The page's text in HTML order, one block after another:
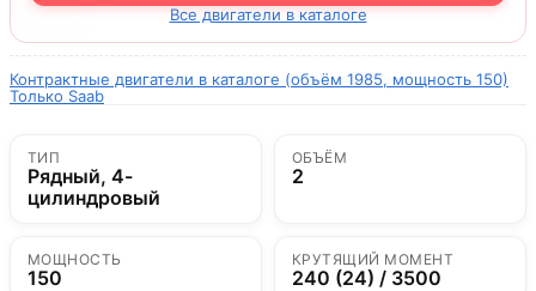
Все двигатели в каталоге
Контрактные двигатели в каталоге (объём 1985, мощность 150)
Только Saab
ТИП
Рядный, 4-
цилиндровый
ОБЪЁМ
2
МОЩНОСТЬ
150
КРУТЯЩИЙ МОМЕНТ
240 (24) / 3500